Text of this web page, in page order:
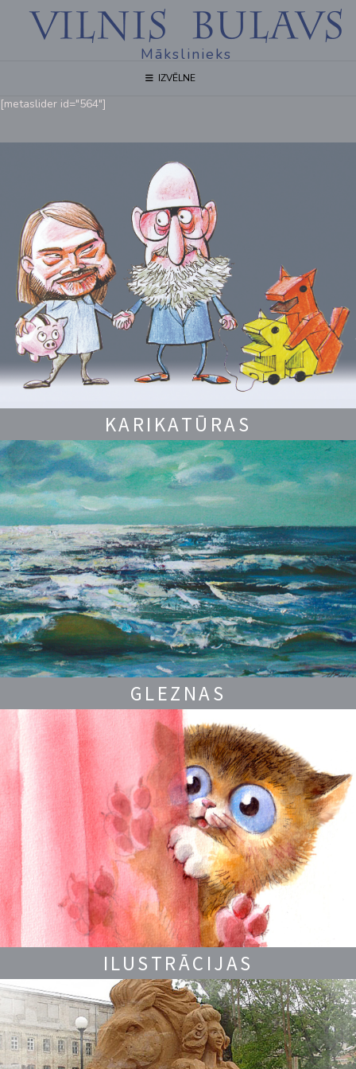
Mākslinieks
IZVĒLNE
[metaslider id="564"]
KARIKATŪRAS
GLEZNAS
ILUSTRĀCIJAS